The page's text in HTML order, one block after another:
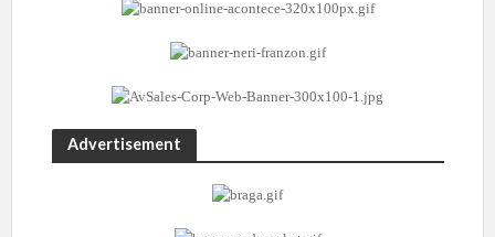
Advertisement